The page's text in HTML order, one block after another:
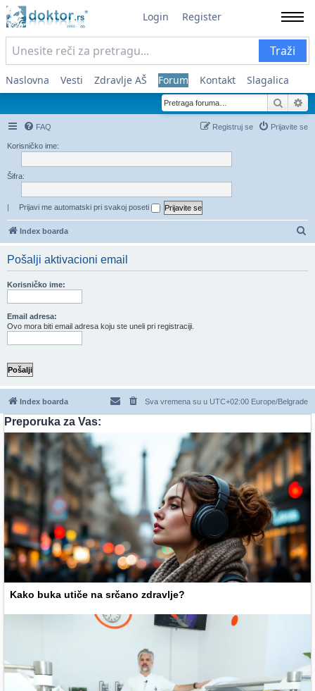
Login Register
Traži
Naslovna Vesti Zdravlje AŠ Forum Kontakt Slagalica
FAQ Prijavite se
Registruj se
Korisničko ime:
Šifra:
| Prijavi me automatski pri svakoj poseti
Index boarda
Pošalji aktivacioni email
Korisničko ime:
Email adresa:
Ovo mora biti email adresa koju ste uneli pri registraciji.
Index boarda Sva vremena su u UTC+02:00 Europe/Belgrade
Preporuka za Vas:
Kako buka utiče na srčano zdravlje?